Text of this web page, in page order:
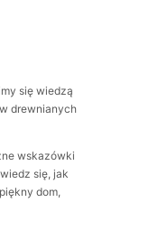
się wiedzą
drewnianych
wskazówki
się, jak
dom,